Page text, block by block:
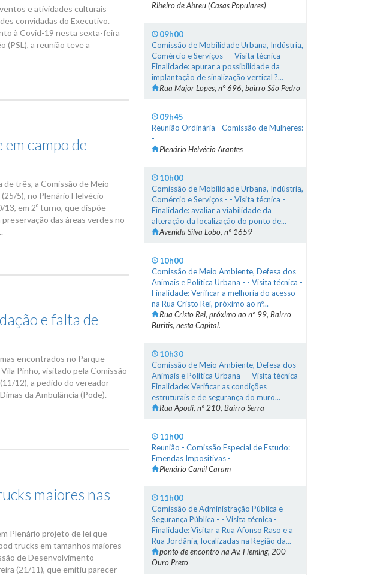
e atividades culturais
convidadas do Executivo.
à Covid-19 nesta sexta-feira
(PSL), a reunião teve a
campo de
três, a Comissão de Meio
5), no Plenário Helvécio
em 2º turno, que dispõe
das áreas verdes no
e falta de
encontrados no Parque
Pinho, visitado pela Comissão
12), a pedido do vereador
da Ambulância (Pode).
maiores nas
Plenário projeto de lei que
trucks em tamanhos maiores
de Desenvolvimento
(21/11), que emitiu parecer
Ribeiro de Abreu (Casas Populares)
09h00
Comissão de Mobilidade Urbana, Indústria,
Comércio e Serviços - - Visita técnica -
Finalidade: apurar a possibilidade da
implantação de sinalização vertical ?...
Rua Major Lopes, n° 696, bairro São Pedro
09h45
Reunião Ordinária - Comissão de Mulheres:
-
Plenário Helvécio Arantes
10h00
Comissão de Mobilidade Urbana, Indústria,
Comércio e Serviços - - Visita técnica -
Finalidade: avaliar a viabilidade da
alteração da localização do ponto de...
Avenida Silva Lobo, nº 1659
10h00
Comissão de Meio Ambiente, Defesa dos
Animais e Política Urbana - - Visita técnica -
Finalidade: Verificar a melhoria do acesso
na Rua Cristo Rei, próximo ao nº...
Rua Cristo Rei, próximo ao nº 99, Bairro
Buritis, nesta Capital.
10h30
Comissão de Meio Ambiente, Defesa dos
Animais e Política Urbana - - Visita técnica -
Finalidade: Verificar as condições
estruturais e de segurança do muro...
Rua Apodi, nº 210, Bairro Serra
11h00
Reunião - Comissão Especial de Estudo:
Emendas Impositivas -
Plenário Camil Caram
11h00
Comissão de Administração Pública e
Segurança Pública - - Visita técnica -
Finalidade: Visitar a Rua Afonso Raso e a
Rua Jordânia, localizadas na Região da...
ponto de encontro na Av. Fleming, 200 -
Ouro Preto